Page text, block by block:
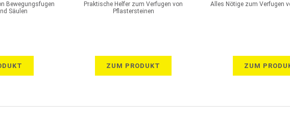
Bewegungsfugen
Säulen
Praktische Helfer zum Verfugen von
Pflastersteinen
ZUM PRODUKT
Alles Nötige zum Verfugen
ZUM